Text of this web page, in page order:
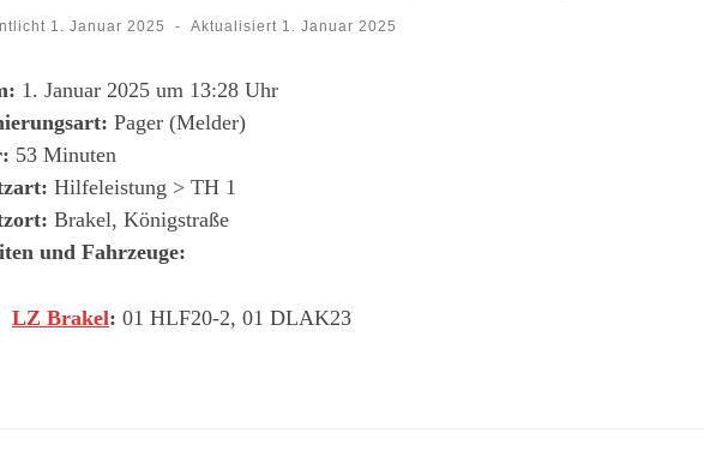
1. Januar 2025 - Aktualisiert 1. Januar 2025
1. Januar 2025 um 13:28 Uhr
Pager (Melder)
53 Minuten
Hilfeleistung > TH 1
Brakel, Königstraße
und Fahrzeuge:
LZ Brakel: 01 HLF20-2, 01 DLAK23